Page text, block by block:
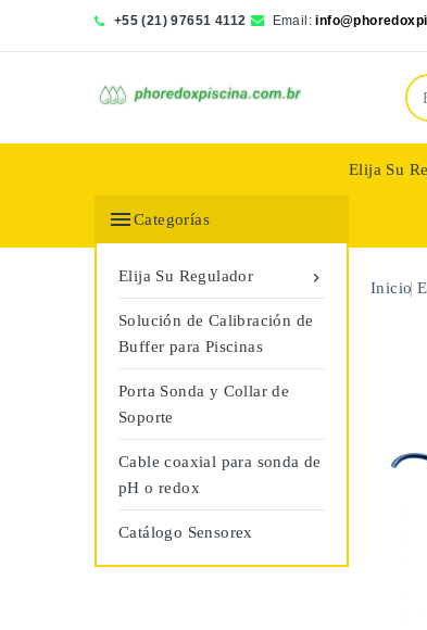
+55 (21) 97651 4112 Email:
Elija Su
Categorías

Elija Su Regulador
Solución de Calibración de
Buffer para Piscinas
Porta Sonda y Collar de
Soporte
Cable coaxial para sonda de
pH o redox
Catálogo Sensorex
Inicio